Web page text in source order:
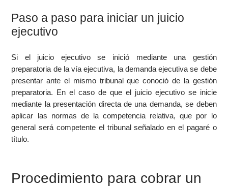
Paso a paso para iniciar un juicio
ejecutivo
Si el juicio ejecutivo se inició mediante una gestión
preparatoria de la vía ejecutiva, la demanda ejecutiva se debe
presentar ante el mismo tribunal que conoció de la gestión
preparatoria. En el caso de que el juicio ejecutivo se inicie
mediante la presentación directa de una demanda, se deben
aplicar las normas de la competencia relativa, que por lo
general será competente el tribunal señalado en el pagaré o
título.
Procedimiento para cobrar un